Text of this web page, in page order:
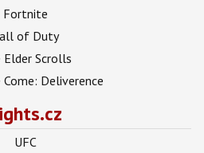
Fortnite
of Duty
Elder Scrolls
Come: Deliverence
UFC